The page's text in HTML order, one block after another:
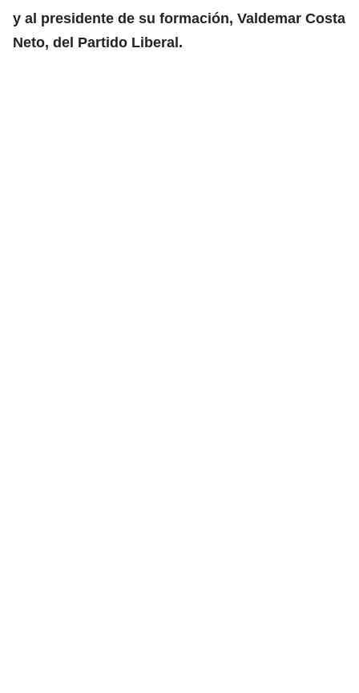
y al presidente de su formación, Valdemar Costa
Neto, del Partido Liberal.